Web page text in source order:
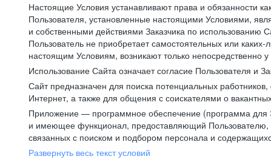
Настоящие Условия устанавливают права и обязанности
Пользователя, установленные настоящими Условиями,
и собственными действиями Заказчика по использованию
Пользователь не приобретает самостоятельных или
настоящим Условиям, возникают только непосредственно
Использование Сайта означает согласие Пользователя и
Сайт предназначен для поиска потенциальных
Интернет, а также для общения с соискателями о
Приложение — программное обеспечение (программа для
и имеющее функционал, предоставляющий Пользователю,
связанных с поиском и подбором персонала и
Развернуть весь текст условий